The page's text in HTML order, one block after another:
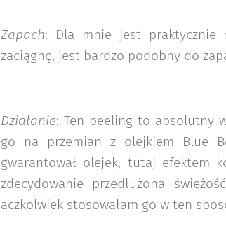
Zapach: Dla mnie jest praktycznie
zaciągnę, jest bardzo podobny do
Działanie: Ten peeling to absolutny
go na przemian z olejkiem Blue
gwarantował olejek, tutaj efektem
zdecydowanie przedłużona
aczkolwiek stosowałam go w ten